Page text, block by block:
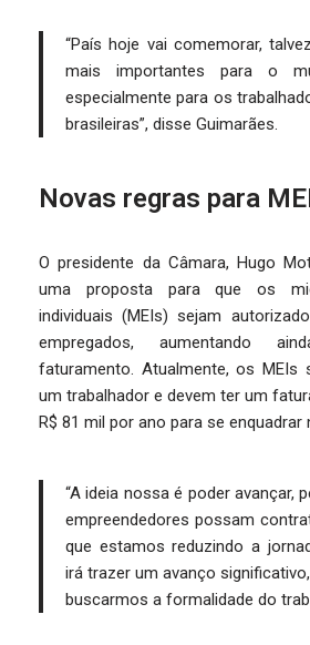
“País hoje vai comemorar,
mais importantes para o
especialmente para os
brasileiras”, disse Guimarães.
Novas regras para
O presidente da Câmara, Hugo
uma proposta para que os
individuais (MEIs) sejam
empregados, aumentando
faturamento. Atualmente, os MEIs
um trabalhador e devem ter um
R$ 81 mil por ano para se enquadrar
“A ideia nossa é poder avançar,
empreendedores possam
que estamos reduzindo a
irá trazer um avanço
buscarmos a formalidade do